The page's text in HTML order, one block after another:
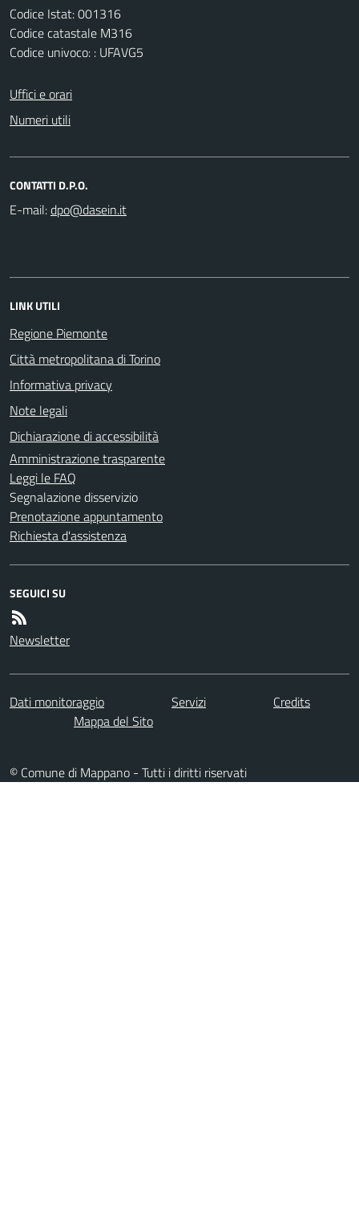
Codice Istat: 001316
Codice catastale M316
Codice univoco: : UFAVG5
Uffici e orari
Numeri utili
CONTATTI D.P.O.
E-mail:
LINK UTILI
Regione Piemonte
Città metropolitana di Torino
Informativa privacy
Note legali
Dichiarazione di accessibilità
Amministrazione trasparente
Leggi le FAQ
Segnalazione disservizio
Prenotazione appuntamento
Richiesta d'assistenza
SEGUICI SU
Newsletter
Dati monitoraggio Servizi
Credits
Mappa del Sito
© Comune di Mappano - Tutti i diritti riservati